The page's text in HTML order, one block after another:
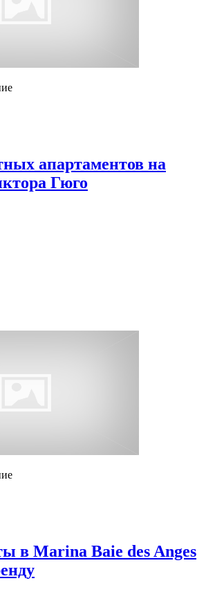
апартаментов на
Гюго
в Marina Baie des Anges